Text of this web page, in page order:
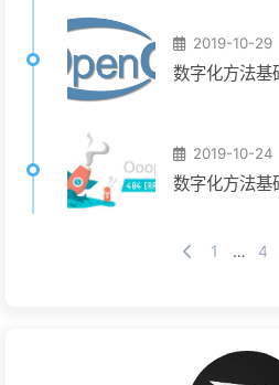
2019-10-29
数字化方法基
2019-10-24
数字化方法基
1 … 4